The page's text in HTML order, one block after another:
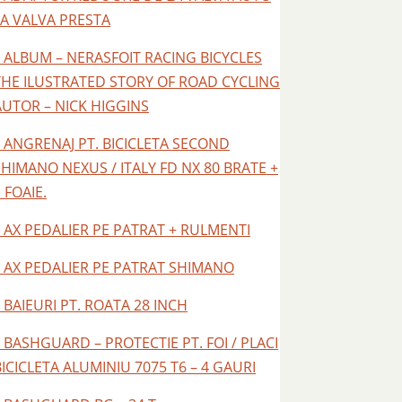
VALVA PRESTA
ALBUM – NERASFOIT RACING BICYCLES
ILUSTRATED STORY OF ROAD CYCLING
– NICK HIGGINS
ANGRENAJ PT. BICICLETA SECOND
NEXUS / ITALY FD NX 80 BRATE +
FOAIE.
AX PEDALIER PE PATRAT + RULMENTI
AX PEDALIER PE PATRAT SHIMANO
BAIEURI PT. ROATA 28 INCH
BASHGUARD – PROTECTIE PT. FOI / PLACI
ALUMINIU 7075 T6 – 4 GAURI